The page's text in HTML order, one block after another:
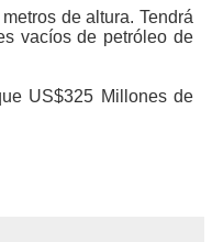
de altura. Tendrá
vacíos de petróleo de
US$325 Millones de